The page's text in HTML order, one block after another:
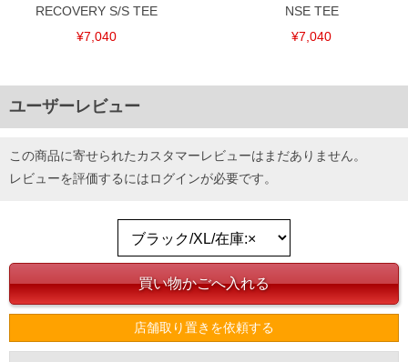
RECOVERY S/S TEE
¥7,040
NSE TEE
¥7,040
ユーザーレビュー
この商品に寄せられたカスタマーレビューはまだありません。
レビューを評価するにはログインが必要です。
店舗取り置きを依頼する